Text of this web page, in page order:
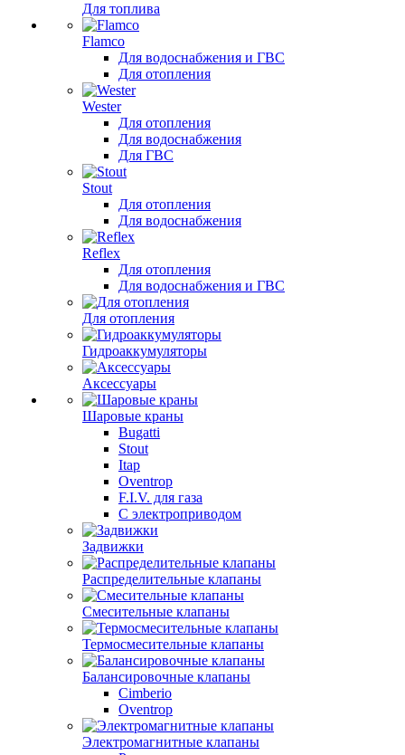
Для топлива
Flamco
Для водоснабжения и ГВС
Для отопления
Wester
Для отопления
Для водоснабжения
Для ГВС
Stout
Для отопления
Для водоснабжения
Reflex
Для отопления
Для водоснабжения и ГВС
Для отопления
Гидроаккумуляторы
Аксессуары
Шаровые краны
Bugatti
Stout
Itap
Oventrop
F.I.V. для газа
С электроприводом
Задвижки
Распределительные клапаны
Cмесительные клапаны
Термосмесительные клапаны
Балансировочные клапаны
Cimberio
Oventrop
Электромагнитные клапаны